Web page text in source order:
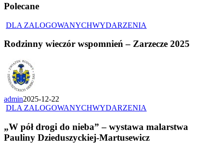
Polecane
DLA ZALOGOWANYCHWYDARZENIA
Rodzinny wieczór wspomnień – Zarzecze 2025
admin2025-12-22
DLA ZALOGOWANYCHWYDARZENIA
„W pół drogi do nieba” – wystawa malarstwa
Pauliny Dzieduszyckiej-Martusewicz